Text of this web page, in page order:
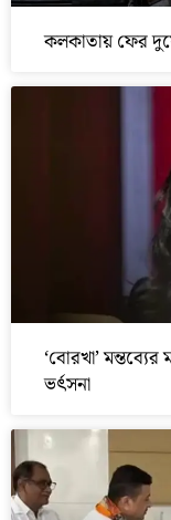
কলকাতায় ফের
‘বোরখা’ মন্তব্যের
ভর্ৎসনা